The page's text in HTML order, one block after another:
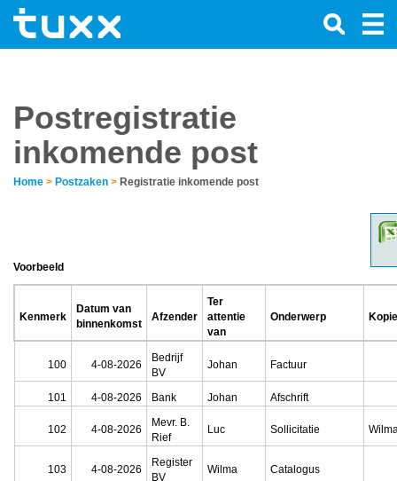
Postregistratie
inkomende post
Home > Postzaken > Registratie inkomende post
Voorbeeld
Kenmerk
Datum van
binnenkomst
Afzender
Ter
attentie
van
Onderwerp Kopie
100 4-08-2026
Bedrijf
BV
Johan Factuur
101 4-08-2026 Bank Johan Afschrift
102 4-08-2026
Mevr. B.
Rief
Luc Sollicitatie
103 4-08-2026
Register
BV
Wilma Catalogus